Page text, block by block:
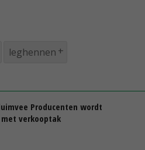
leghennen
Producenten wordt
verkooptak